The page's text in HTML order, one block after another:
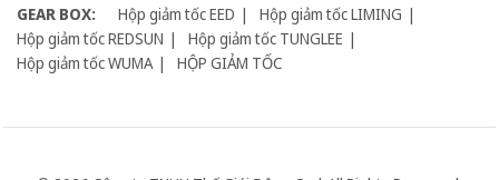
GEAR BOX:
Hộp giảm tốc EED
Hộp giảm tốc LIMING
Hộp giảm tốc REDSUN
Hộp giảm tốc TUNGLEE
Hộp giảm tốc WUMA
HỘP GIẢM TỐC